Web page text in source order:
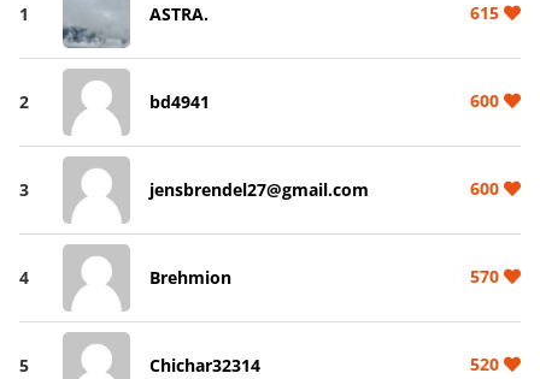
1 ASTRA. 615
2 bd4941 600
3 jensbrendel27@gmail.com 600
4 Brehmion 570
5 Chichar32314 520